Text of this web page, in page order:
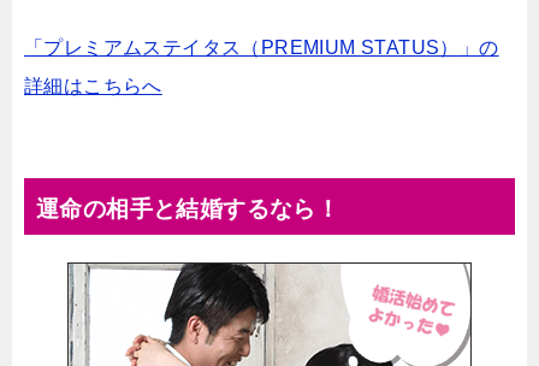
「プレミアムステイタス（PREMIUM STATUS）」の
詳細はこちらへ
運命の相手と結婚するなら！